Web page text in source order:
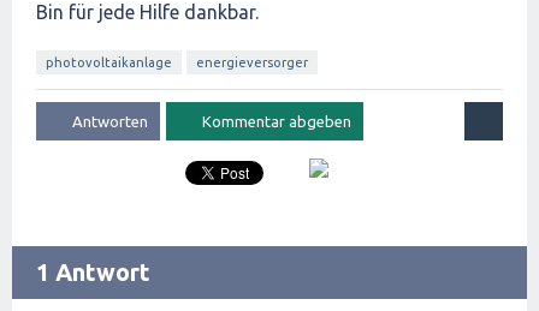
Bin für jede Hilfe dankbar.
photovoltaikanlage energieversorger
1 Antwort